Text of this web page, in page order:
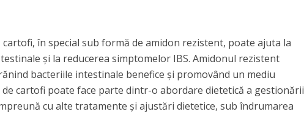
în special sub formă de amidon rezistent, poate ajuta la
și la reducerea simptomelor IBS. Amidonul rezistent
bacteriile intestinale benefice și promovând un mediu
cartofi poate face parte dintr-o abordare dietetică a gestionării
cu alte tratamente și ajustări dietetice, sub îndrumarea